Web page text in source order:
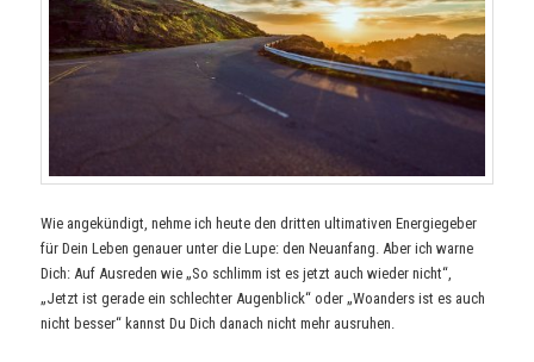
Wie angekündigt, nehme ich heute den dritten ultimativen Energiegeber
für Dein Leben genauer unter die Lupe: den Neuanfang. Aber ich warne
Dich: Auf Ausreden wie „So schlimm ist es jetzt auch wieder nicht“,
„Jetzt ist gerade ein schlechter Augenblick“ oder „Woanders ist es auch
nicht besser“ kannst Du Dich danach nicht mehr ausruhen.